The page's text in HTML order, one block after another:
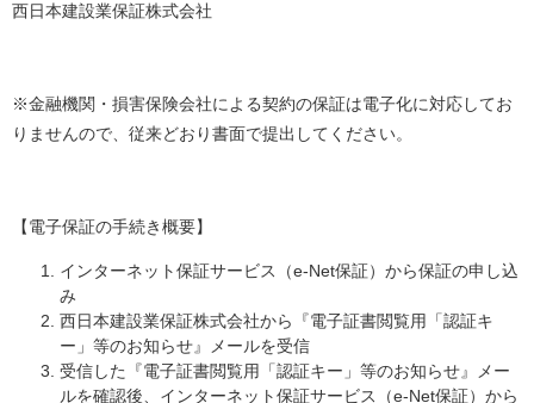
西日本建設業保証株式会社
※金融機関・損害保険会社による契約の保証は電子化に対応してお
りませんので、従来どおり書面で提出してください。
【電子保証の手続き概要】
インターネット保証サービス（e-Net保証）から保証の申し込
み
西日本建設業保証株式会社から『電子証書閲覧用「認証キ
ー」等のお知らせ』メールを受信
受信した『電子証書閲覧用「認証キー」等のお知らせ』メー
ルを確認後、インターネット保証サービス（e-Net保証）から